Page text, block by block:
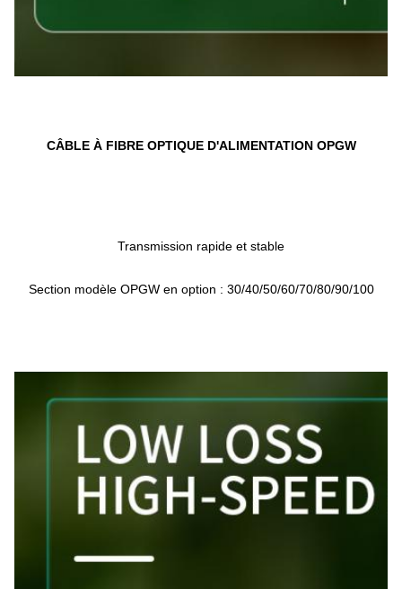
CÂBLE À FIBRE OPTIQUE D'ALIMENTATION OPGW
Transmission rapide et stable
Section modèle OPGW en option : 30/40/50/60/70/80/90/100